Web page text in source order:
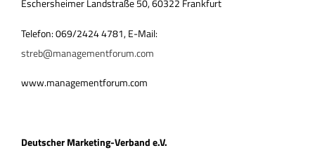
Eschersheimer Landstraße 50, 60322 Frankfurt
Telefon: 069/2424 4781, E-Mail:
streb@managementforum.com
www.managementforum.com
Deutscher Marketing-Verband e.V.